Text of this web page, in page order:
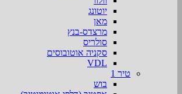
יוטונג
מאן
מרצדס-בנץ
סולריס
סקניה אוטובוסים
VDL
טיר 1
בוש